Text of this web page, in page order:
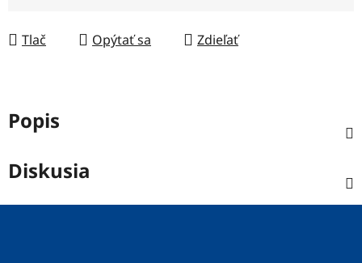
Tlač Opýtať sa Zdieľať
Popis
Diskusia
Z